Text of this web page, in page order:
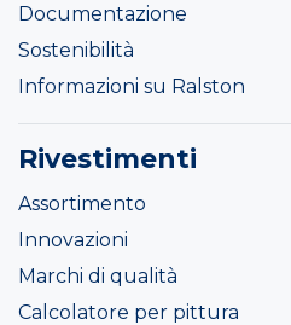
Documentazione
Sostenibilità
Informazioni su Ralston
Rivestimenti
Assortimento
Innovazioni
Marchi di qualità
Calcolatore per pittura